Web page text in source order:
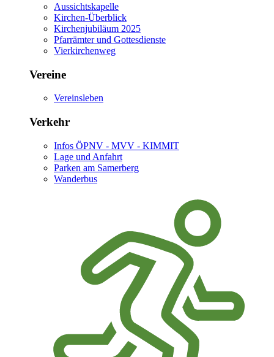
Aussichtskapelle
Kirchen-Überblick
Kirchenjubiläum 2025
Pfarrämter und Gottesdienste
Vierkirchenweg
Vereine
Vereinsleben
Verkehr
Infos ÖPNV - MVV - KIMMIT
Lage und Anfahrt
Parken am Samerberg
Wanderbus